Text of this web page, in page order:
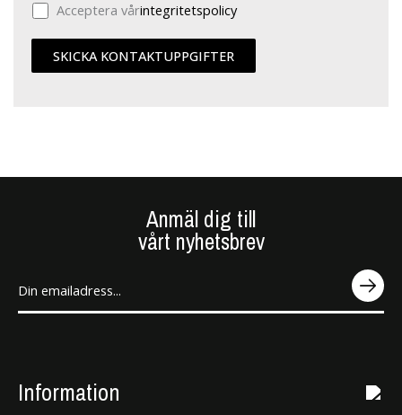
Acceptera vårintegritetspolicy
Anmäl dig till
vårt nyhetsbrev
SEN
D
Information